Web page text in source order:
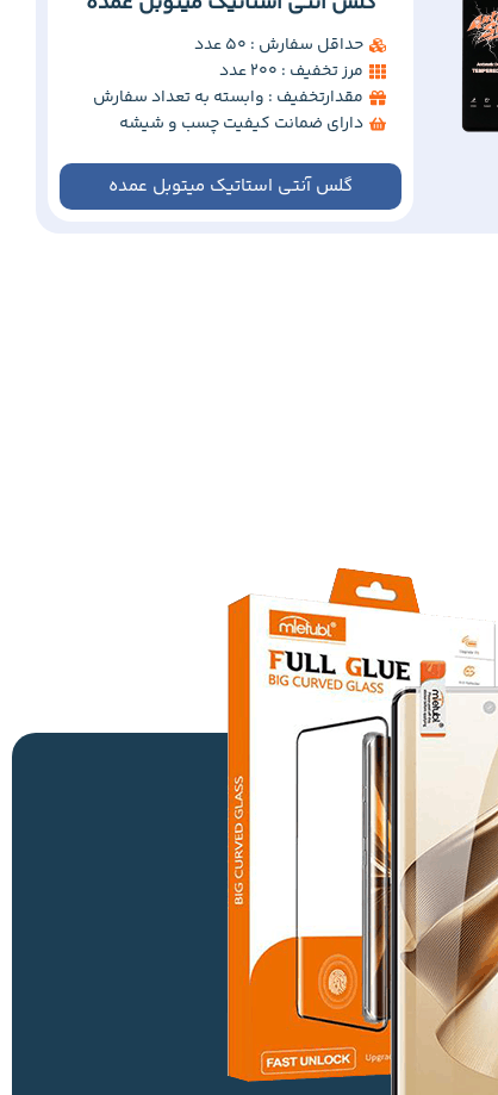
حداقل سفارش : 50 عدد
مرز تخفیف : 200 عدد
مقدارتخفیف : وابسته به تعداد سفارش
دارای ضمانت کیفیت چسب و شیشه
گلس آنتی استاتیک میتوبل عمده